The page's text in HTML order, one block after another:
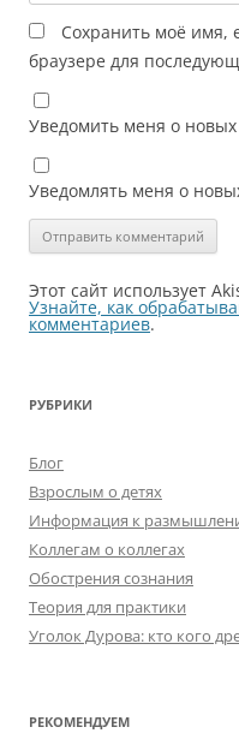
Сохранить моё имя,
браузере для
Уведомить меня о
Уведомлять меня о
Этот сайт использует
Узнайте, как
комментариев.
РУБРИКИ
Блог
Взрослым о детях
Информация к
Коллегам о коллегах
Обострения сознания
Теория для практики
Уголок Дурова: кто кого
РЕКОМЕНДУЕМ